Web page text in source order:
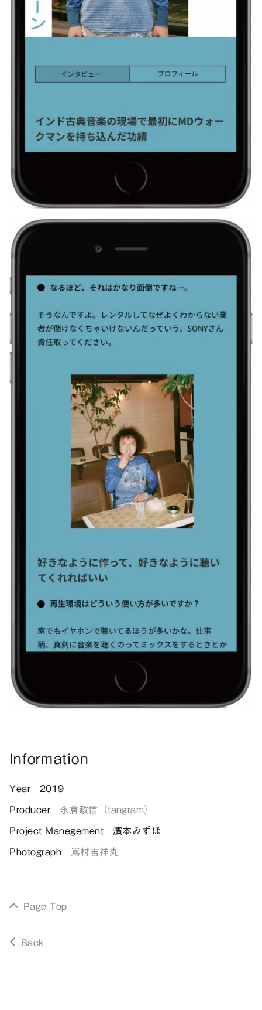
Information
Year 2019
Producer 永倉政信（tangram）
Project Manegement 濱本みずほ
Photograph 嶌村吉祥丸
Page Top
Back